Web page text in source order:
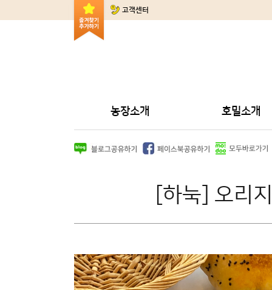
고객센터
농장소개 호밀소개
[하눅] 오리